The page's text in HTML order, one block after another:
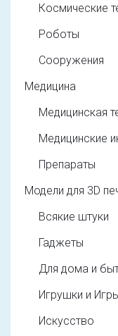
Космические
Роботы
Сооружения
Медицина
Медицинская
Медицинские
Препараты
Модели для 3D
Всякие штуки
Гаджеты
Для дома и
Игрушки и
Искусство